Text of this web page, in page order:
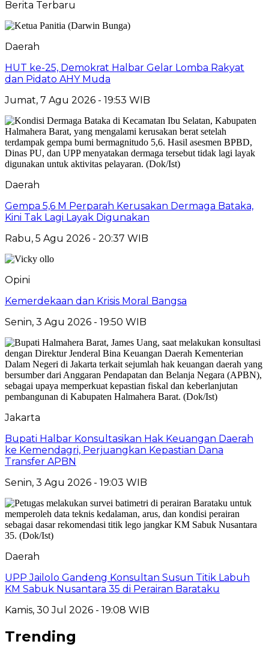
Berita Terbaru
Daerah
HUT ke-25, Demokrat Halbar Gelar Lomba Rakyat
dan Pidato AHY Muda
Jumat, 7 Agu 2026 - 19:53 WIB
Daerah
Gempa 5,6 M Perparah Kerusakan Dermaga Bataka,
Kini Tak Lagi Layak Digunakan
Rabu, 5 Agu 2026 - 20:37 WIB
Opini
Kemerdekaan dan Krisis Moral Bangsa
Senin, 3 Agu 2026 - 19:50 WIB
Jakarta
Bupati Halbar Konsultasikan Hak Keuangan Daerah
ke Kemendagri, Perjuangkan Kepastian Dana
Transfer APBN
Senin, 3 Agu 2026 - 19:03 WIB
Daerah
UPP Jailolo Gandeng Konsultan Susun Titik Labuh
KM Sabuk Nusantara 35 di Perairan Barataku
Kamis, 30 Jul 2026 - 19:08 WIB
Trending